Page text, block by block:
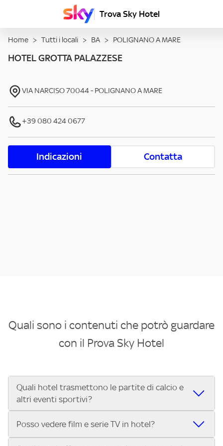
Trova Sky Hotel
Home > Tutti i locali > BA > POLIGNANO A MARE
HOTEL GROTTA PALAZZESE
VIA NARCISO70044- POLIGNANO A MARE
+39 080 424 0677
Indicazioni Contatta
Quali sono i contenuti che potrò guardare
con il Prova Sky Hotel
Quali hotel trasmettono le partite di calcio e
altri eventi sportivi?
Se cerchi un hotel dove poter vedere le partite di Serie A,
Posso vedere film e serie TV in hotel?